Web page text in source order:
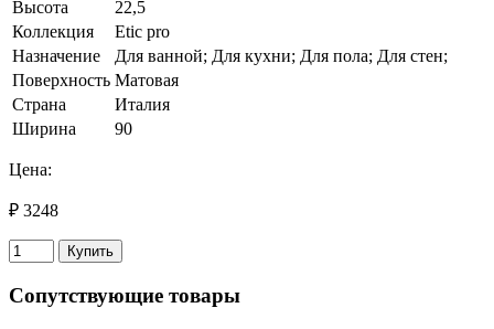
Высота
22,5
Коллекция
Etic pro
Назначение
Для ванной; Для кухни; Для пола; Для стен;
Поверхность Матовая
Страна
Италия
Ширина
90
Цена:
₽ 3248
Купить
Сопутствующие товары